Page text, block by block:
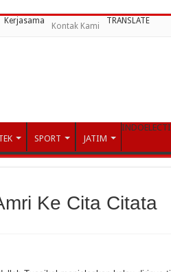
Kerjasama
Kontak Kami
TRANSLATE
SPORT JATIM
Ke Cita Citata